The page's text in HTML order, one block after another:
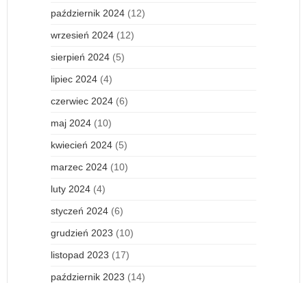
październik 2024 (12)
wrzesień 2024 (12)
sierpień 2024 (5)
lipiec 2024 (4)
czerwiec 2024 (6)
maj 2024 (10)
kwiecień 2024 (5)
marzec 2024 (10)
luty 2024 (4)
styczeń 2024 (6)
grudzień 2023 (10)
listopad 2023 (17)
październik 2023 (14)